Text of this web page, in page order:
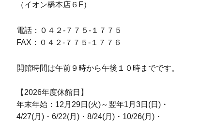
（イオン橋本店６F）
電話：０４２-７７５-１７７５
FAX：０４２-７７５-１７７６
開館時間は午前９時から午後１０時までです。
【2026年度休館日】
年末年始：12月29日(火)～翌年1月3日(日)・
4/27(月)・6/22(月)・8/24(月)・10/26(月)・